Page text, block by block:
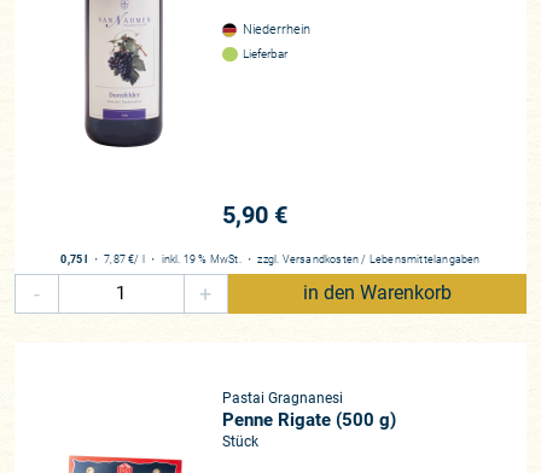
Niederrhein
Lieferbar
5,90 €
0,75 l ・7,87 €/ l ・ inkl. 19 % MwSt. ・zzgl. Versandkosten / Lebensmittelangaben
- + in den Warenkorb
Pastai Gragnanesi
Penne Rigate (500 g)
Stück